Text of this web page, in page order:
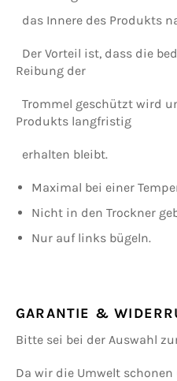
das Innere des Produkts
Der Vorteil ist, dass die
Reibung der
Trommel geschützt wird
Produkts langfristig
erhalten bleibt.
Maximal bei einer
Nicht in den Trockner
Nur auf links bügeln.
GARANTIE &
Bitte sei bei der Auswahl
Da wir die Umwelt